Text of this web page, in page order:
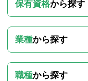
保有資格から探す
業種から探す
職種から探す